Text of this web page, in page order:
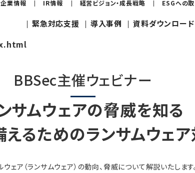
企業情報 IR情報 経営ビジョン・成長戦略 ESGへの
緊急対応支援 導入事例 資料ダウンロード
BBSec主催ウェビナー
サムウェアの脅威を知る
るためのランサムウェ
ェア（ランサムウェア）の動向、脅威について解説いたします